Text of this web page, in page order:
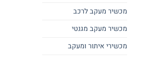
מכשיר מעקב לרכב
מכשיר מעקב מגנטי
מכשירי איתור ומעקב